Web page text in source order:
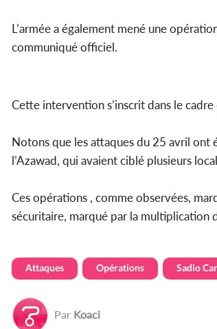
L’armée a également mené une
communiqué officiel.
Cette intervention s’inscrit dans le
Notons que les attaques du 25 avril ont
l’Azawad, qui avaient ciblé plusieurs
Ces opérations , comme observées,
sécuritaire, marqué par la multiplication
Attaques Opérations Sadio
Par Koaci